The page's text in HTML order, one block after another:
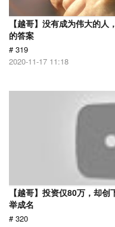
【越哥】没有成为伟大的
的答案
# 319
2020-11-17 11:18
【越哥】投资仅80万，却
举成名
# 320